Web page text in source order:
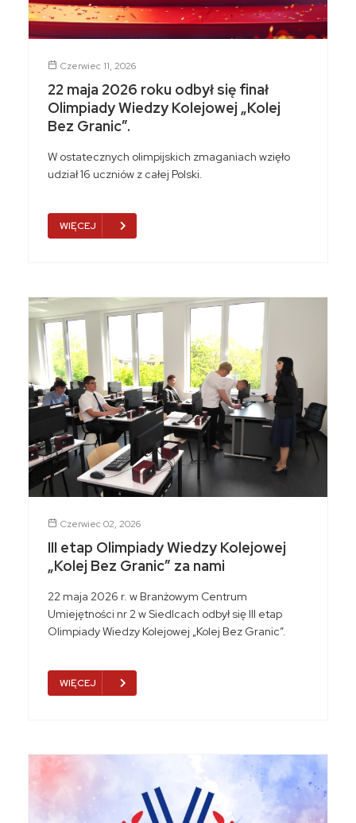
Czerwiec 11, 2026
22 maja 2026 roku odbył się finał
Olimpiady Wiedzy Kolejowej „Kolej
Bez Granic”.
W ostatecznych olimpijskich zmaganiach wzięło
udział 16 uczniów z całej Polski.
WIĘCEJ
Czerwiec 02, 2026
III etap Olimpiady Wiedzy Kolejowej
„Kolej Bez Granic” za nami
22 maja 2026 r. w Branżowym Centrum
Umiejętności nr 2 w Siedlcach odbył się III etap
Olimpiady Wiedzy Kolejowej „Kolej Bez Granic”.
WIĘCEJ